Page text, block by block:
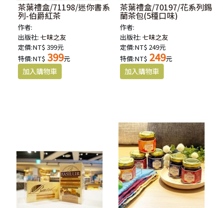
茶葉禮盒/71198/迷你書系
列-伯爵紅茶
作者:
出版社:七味之友
定價:NT$ 399元
特價:NT$ 399元
茶葉禮盒/70197/花系列錫
蘭茶包(5種口味)
作者:
出版社:七味之友
定價:NT$ 249元
特價:NT$ 249元